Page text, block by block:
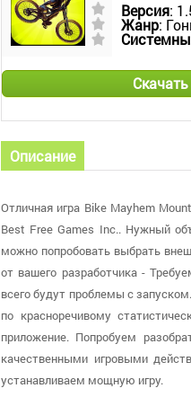
Версия:
Жанр:
Описание
Отличная игра Bike Mayhem
Best Free Games Inc.. Нужный
можно попробовать выбрать
от вашего разработчика -
всего будут проблемы с
по красноречивому
приложение. Попробуем
качественными игровыми
устанавливаем мощную игру.